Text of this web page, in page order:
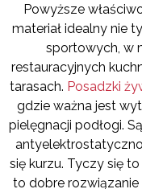
Powyższe
materiał idealny nie
sportowych, w
restauracyjnych
tarasach. Posadzki
gdzie ważna jest
pielęgnacji podłogi.
się kurzu. Tyczy się
to dobre rozwiązanie